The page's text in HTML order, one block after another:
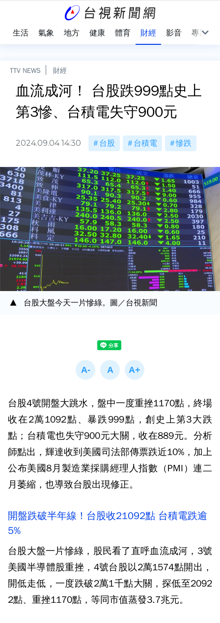
生活 氣象 地方 健康 體育 財經 影音 專題
TTV NEWS 財經
血流成河！ 台股跌999點史上
第3慘、台積電失守900元
2024.09.04 14:30 台股 台積電 慘跌
台股大盤今天一片慘綠。圖／台視新聞
台股4號開盤大跳水，盤中一度重挫1170點，終場
收在2萬1092點、暴跌999點，創史上第3大跌
點；台積電也失守900元大關，收在889元。分析
師點出，輝達收到美國司法部傳票跌近10%，加上
公布美國8月製造業採購經理人指數（PMI）連二
月萎縮，也導致台股出現修正。
開盤跌破半年線！台股收21092點 台積電跌逾
5%
台股大盤一片慘綠，股民看了直呼血流成河，3號
美國半導體股重挫，4號台股以2萬1574點開出，
開低走低，一度跌破2萬1千點大關，探低至2092
2點、重挫1170點，等同市值蒸發3.7兆元。